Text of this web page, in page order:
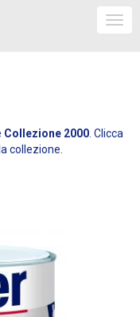
Collezione 2000. Clicca
collezione.